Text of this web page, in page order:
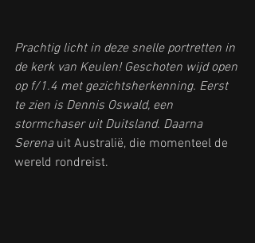
Prachtig licht in deze snelle portretten in
de kerk van Keulen! Geschoten wijd open
op f/1.4 met gezichtsherkenning. Eerst
te zien is Dennis Oswald, een
stormchaser uit Duitsland. Daarna
Serena uit Australië, die momenteel de
wereld rondreist.